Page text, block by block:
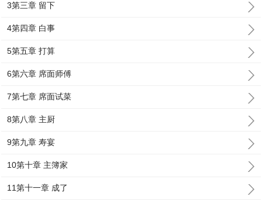
3第三章 留下
4第四章 白事
5第五章 打算
6第六章 席面师傅
7第七章 席面试菜
8第八章 主厨
9第九章 寿宴
10第十章 主簿家
11第十一章 成了